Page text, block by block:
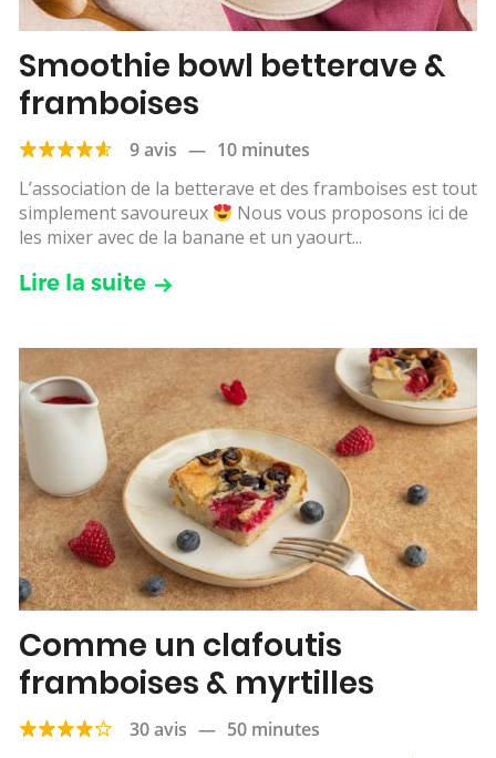
Smoothie bowl betterave &
framboises
9 avis — 10 minutes
L’association de la betterave et des framboises est tout
simplement savoureux
Nous vous proposons ici de
les mixer avec de la banane et un yaourt...
Lire la suite
Comme un clafoutis
framboises & myrtilles
30 avis — 50 minutes